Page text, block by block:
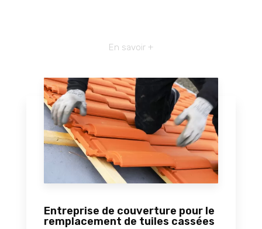
En savoir +
Entreprise de couverture pour le
remplacement de tuiles cassées